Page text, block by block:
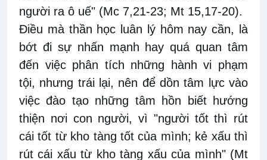
người ra ô uế" (Mc 7,21-23; Mt 15,17-20).
Điều mà thần học luân lý hôm nay cần, là
bớt đi sự nhấn mạnh hay quá quan tâm
đến việc phân tích những hành vi phạm
tội, nhưng trái lại, nên để dồn tâm lực vào
việc đào tạo những tâm hồn biết hướng
thiện nơi con người, vì "người tốt thì rút
cái tốt từ kho tàng tốt của mình; kẻ xấu thì
rút cái xấu từ kho tàng xấu của mình" (Mt